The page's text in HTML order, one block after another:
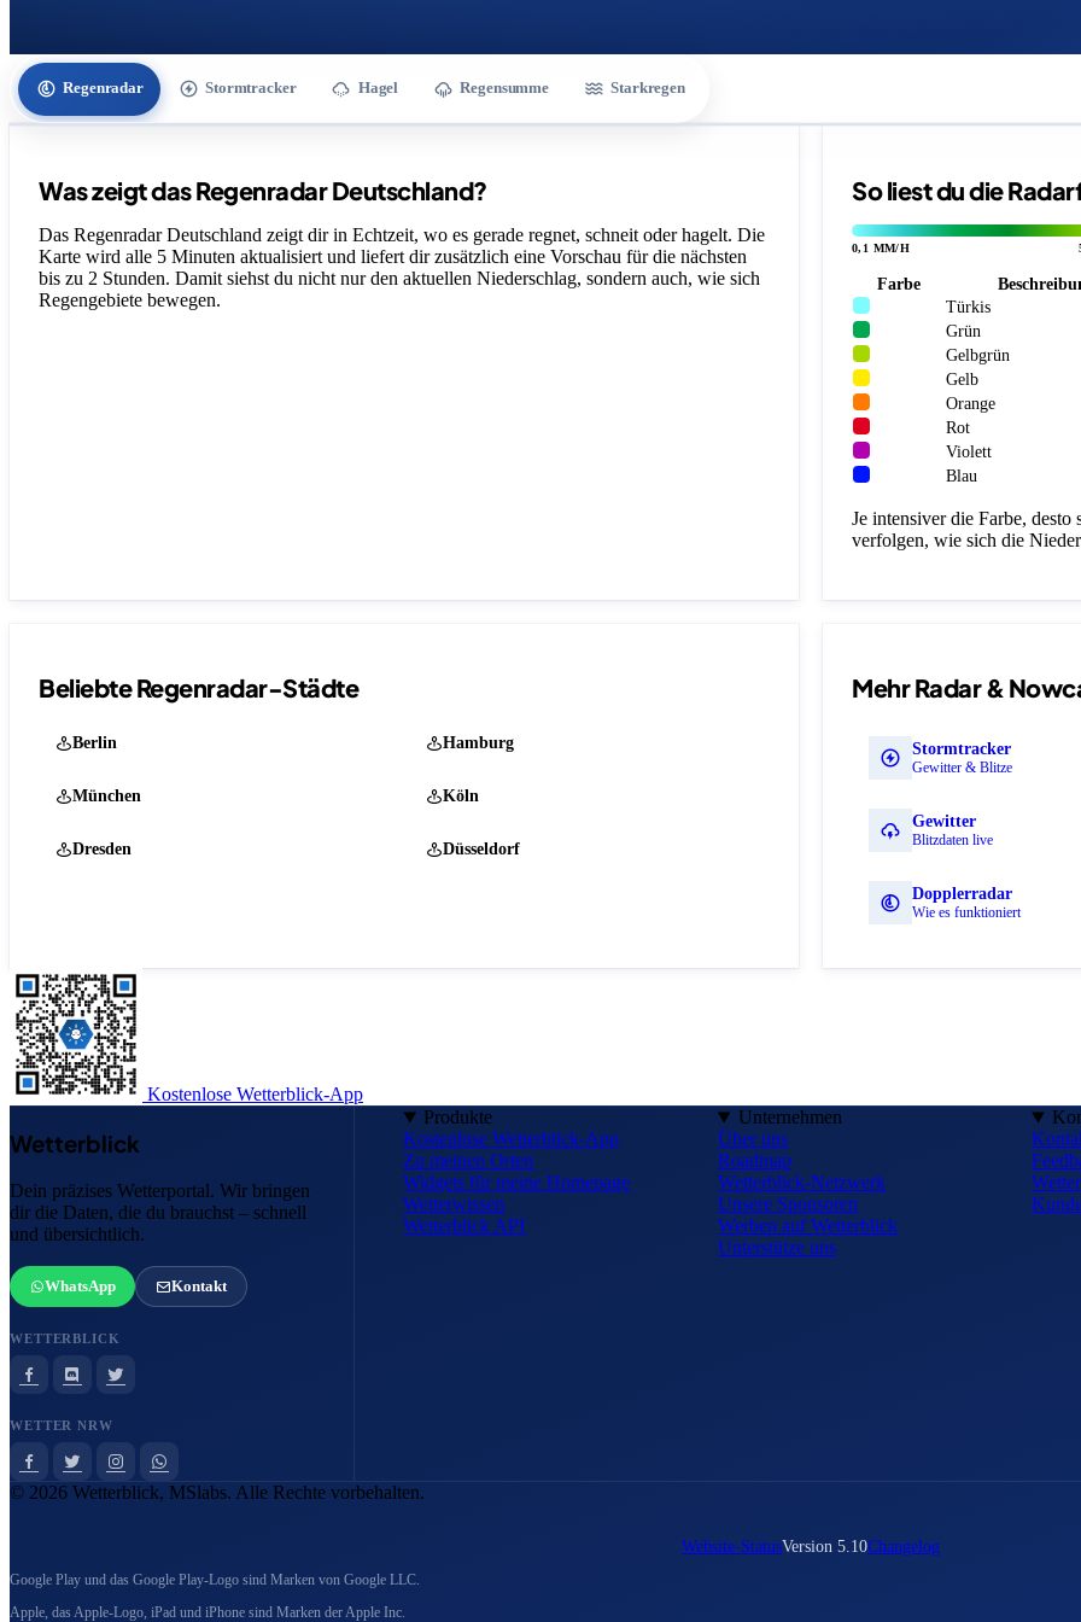
Regenradar Stormtracker Hagel Regensumme Starkregen
Was zeigt das Regenradar Deutschland?
Das Regenradar Deutschland zeigt dir in Echtzeit, wo es gerade regnet, schneit oder hagelt. Die
Karte wird alle 5 Minuten aktualisiert und liefert dir zusätzlich eine Vorschau für die nächsten
bis zu 2 Stunden. Damit siehst du nicht nur den aktuellen Niederschlag, sondern auch, wie sich
Regengebiete bewegen.
So liest du die
0,1 MM/H
Farbe
Türkis
Grün
Gelbgrün
Gelb
Orange
Rot
Violett
Blau
Je intensiver die Farbe,
verfolgen, wie sich die
Beliebte Regenradar-Städte
Berlin Hamburg
München Köln
Dresden Düsseldorf
Mehr Radar &
Stormtracker
Gewitter & Blitze
Gewitter
Blitzdaten live
Dopplerradar
Wie es funktioniert
Kostenlose Wetterblick-App
Wetterblick
Dein präzises Wetterportal. Wir bringen
dir die Daten, die du brauchst – schnell
und übersichtlich.
WhatsApp Kontakt
WETTERBLICK
WETTER NRW
Produkte
Kostenlose Wetterblick-App
Zu meinen Orten
Widgets für meine Homepage
Wetterwissen
Wetterblick API
Unternehmen
Über uns
Roadmap
Wetterblick-Netzwerk
Unsere Sponsoren
Werben auf Wetterblick
Unterstütze uns
© 2026 Wetterblick, MSlabs. Alle Rechte vorbehalten.
Website-StatusVersion 5.10Changelog
Google Play und das Google Play-Logo sind Marken von Google LLC.
Apple, das Apple-Logo, iPad und iPhone sind Marken der Apple Inc.